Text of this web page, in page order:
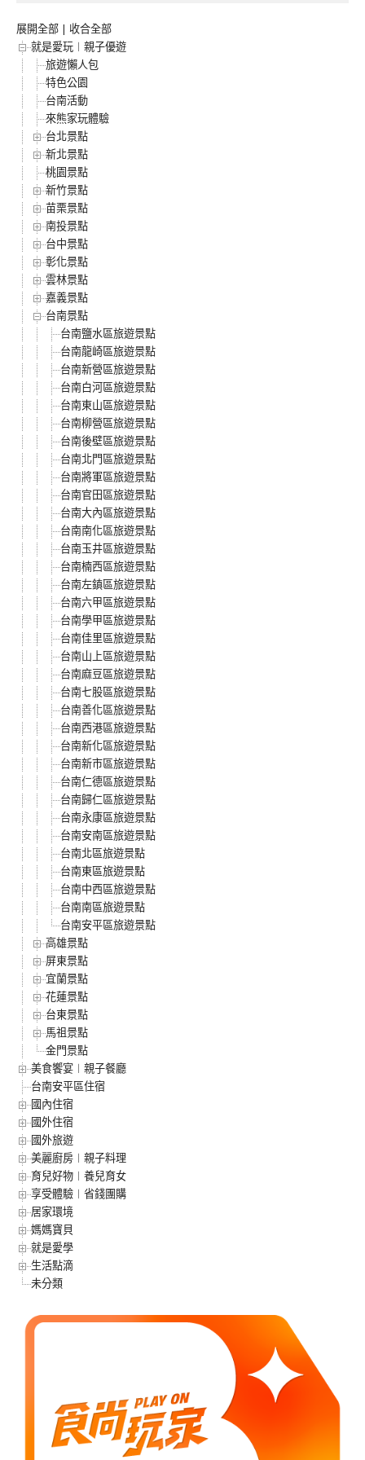
展開全部 | 收合全部
就是愛玩︱親子優遊
旅遊懶人包
特色公園
台南活動
來熊家玩體驗
台北景點
新北景點
桃園景點
新竹景點
苗栗景點
南投景點
台中景點
彰化景點
雲林景點
嘉義景點
台南景點
台南鹽水區旅遊景點
台南龍崎區旅遊景點
台南新營區旅遊景點
台南白河區旅遊景點
台南東山區旅遊景點
台南柳營區旅遊景點
台南後壁區旅遊景點
台南北門區旅遊景點
台南將軍區旅遊景點
台南官田區旅遊景點
台南大內區旅遊景點
台南南化區旅遊景點
台南玉井區旅遊景點
台南楠西區旅遊景點
台南左鎮區旅遊景點
台南六甲區旅遊景點
台南學甲區旅遊景點
台南佳里區旅遊景點
台南山上區旅遊景點
台南麻豆區旅遊景點
台南七股區旅遊景點
台南善化區旅遊景點
台南西港區旅遊景點
台南新化區旅遊景點
台南新市區旅遊景點
台南仁德區旅遊景點
台南歸仁區旅遊景點
台南永康區旅遊景點
台南安南區旅遊景點
台南北區旅遊景點
台南東區旅遊景點
台南中西區旅遊景點
台南南區旅遊景點
台南安平區旅遊景點
高雄景點
屏東景點
宜蘭景點
花蓮景點
台東景點
馬祖景點
金門景點
美食饗宴︱親子餐廳
台南安平區住宿
國內住宿
國外住宿
國外旅遊
美麗廚房︱親子料理
育兒好物︱養兒育女
享受體驗︱省錢團購
居家環境
媽媽寶貝
就是愛學
生活點滴
未分類